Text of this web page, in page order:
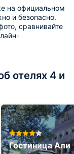
на официальном
и безопасно.
сравнивайте
отелях 4 и
Гостиница Али